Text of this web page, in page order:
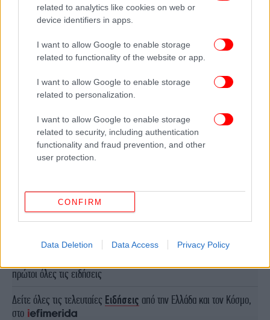
related to analytics like cookies on web or
device identifiers in apps.
I want to allow Google to enable storage
related to functionality of the website or app.
I want to allow Google to enable storage
related to personalization.
I want to allow Google to enable storage
related to security, including authentication
functionality and fraud prevention, and other
user protection.
CONFIRM
Data Deletion Data Access Privacy Policy
πρώτοι όλες τις ειδήσεις
Δείτε όλες τις τελευταίες Ειδήσεις από την Ελλάδα και τον Κόσμο,
στο